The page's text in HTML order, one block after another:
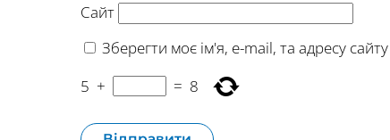
Сайт
Зберегти моє ім'я, e-mail, та адресу
5 + = 8